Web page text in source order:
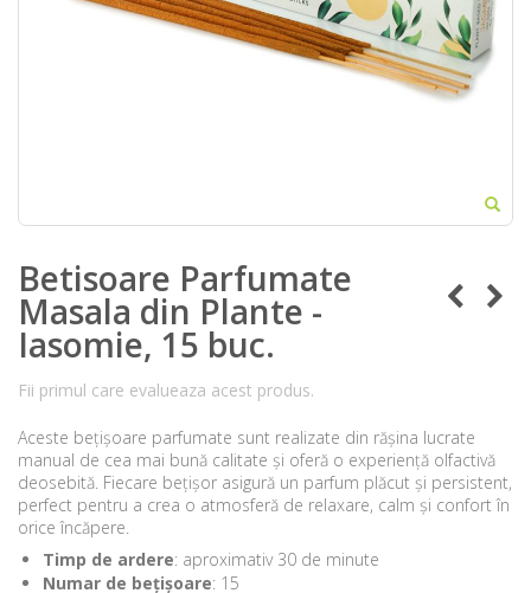
Betisoare Parfumate
Masala din Plante -
Iasomie, 15 buc.
Fii primul care evalueaza acest produs.
Aceste bețișoare parfumate sunt realizate din rășina lucrate
manual de cea mai bună calitate și oferă o experiență olfactivă
deosebită. Fiecare bețișor asigură un parfum plăcut și persistent,
perfect pentru a crea o atmosferă de relaxare, calm și confort în
orice încăpere.
Timp de ardere: aproximativ 30 de minute
Numar de bețișoare: 15